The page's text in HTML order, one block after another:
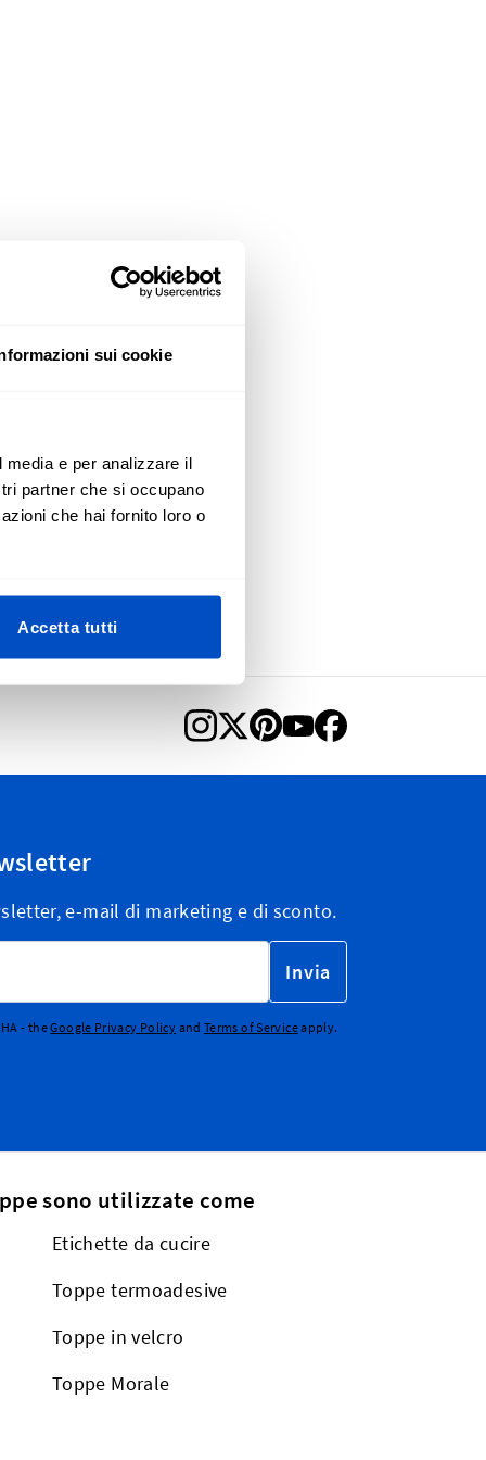
sui cookie
e per analizzare il
partner che si occupano
che hai fornito loro o
Accetta tutti
e-mail di marketing e di sconto.
Invia
- theGoogle Privacy Policy and Terms of Serviceapply.
sono utilizzate come
Etichette da cucire
Toppe termoadesive
Toppe in velcro
Toppe Morale